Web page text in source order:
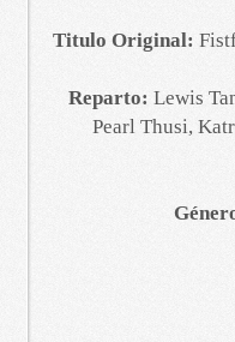
Titulo Original:
Reparto: Lewis
Pearl Thusi,